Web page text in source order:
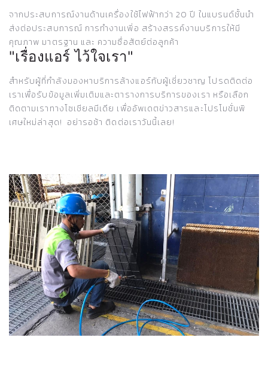
จากประสบการณ์งานด้านเครื่องใช้ไฟฟ้ากว่า 20 ปี ในแบรนด์ชั้นนำ
ส่งต่อประสบการณ์ การทำงานเพิ่อ สร้างสรรค์งานบริการให้มี
คุณภาพ มาตรฐาน และ ความซื่อสัตย์ต่อลูกค้า
"เรื่องแอร์ ไว้ใจเรา"
สำหรับผู้ที่กำลังมองหาบริการล้างแอร์กับผู้เชี่ยวชาญ โปรดติดต่อ
เราเพื่อรับข้อมูลเพิ่มเติมและตารางการบริการของเรา หรือเลือก
ติดตามเราทางโซเชียลมีเดีย เพื่ออัพเดตข่าวสารและโปรโมชั่นพิ
เศษใหม่ล่าสุด! อย่ารอช้า ติดต่อเราวันนี้เลย!